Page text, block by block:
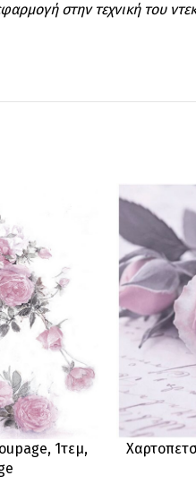
στην τεχνική του
1τεμ,